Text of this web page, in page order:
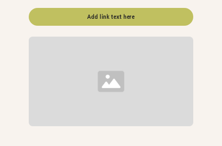
Add link text here